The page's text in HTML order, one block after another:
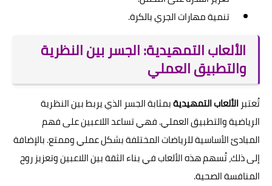
تنمية مهارات الجري بالكرة.
الألعاب التمهيدية: الجسر بين النظرية
والتطبيق العملي
تُعتبرالألعاب التمهيديةبمثابة الجسر الذي يربط بين النظرية
الرياضية والتطبيق العملي. فهي تساعد اللاعبين على فهم
المبادئ الأساسية للرياضات المختلفة بشكل عملي وممتع. بالإضافة
إلى ذلك، تُسهم هذه الألعاب في بناء الثقة بين اللاعبين وتعزيز روح
المنافسة الصحية.